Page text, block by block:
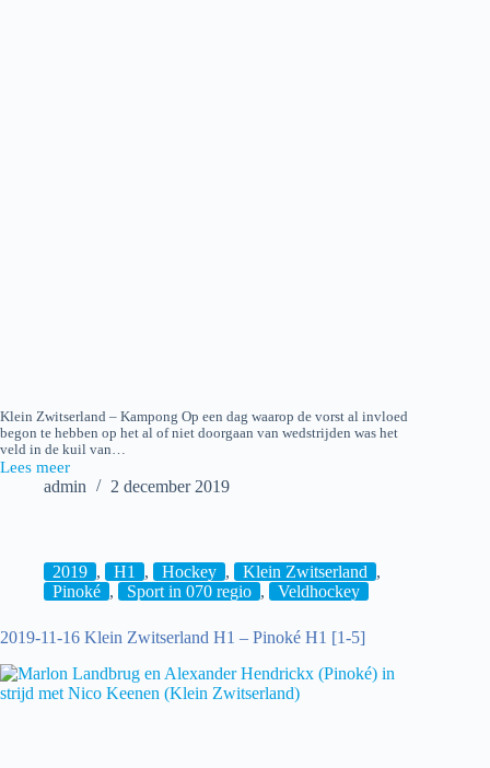
Klein Zwitserland – Kampong Op een dag waarop de vorst al invloed
begon te hebben op het al of niet doorgaan van wedstrijden was het
veld in de kuil van…
Lees meer
2019-
Kampong
[2-
5]
admin 2 december 2019
2019 , H1 , Hockey , Klein Zwitserland ,
Pinoké , Sport in 070 regio , Veldhockey
2019-11-16 Klein Zwitserland H1 – Pinoké H1 [1-5]